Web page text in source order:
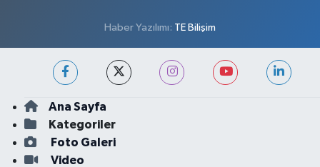
Haber Yazılımı: TE Bilişim
Ana Sayfa
Kategoriler
Foto Galeri
Video